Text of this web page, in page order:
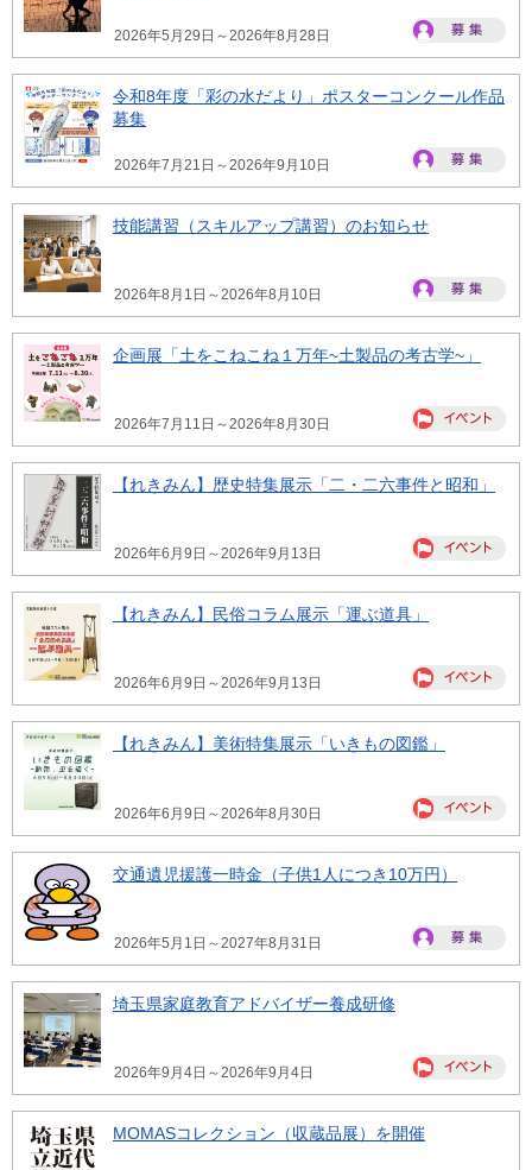
2026年5月29日～2026年8月28日
令和8年度「彩の水だより」ポスターコンクール作品
募集
2026年7月21日～2026年9月10日
技能講習（スキルアップ講習）のお知らせ
2026年8月1日～2026年8月10日
企画展「土をこねこね１万年~土製品の考古学~」
2026年7月11日～2026年8月30日
【れきみん】歴史特集展示「二・二六事件と昭和」
2026年6月9日～2026年9月13日
【れきみん】民俗コラム展示「運ぶ道具」
2026年6月9日～2026年9月13日
【れきみん】美術特集展示「いきもの図鑑」
2026年6月9日～2026年8月30日
交通遺児援護一時金（子供1人につき10万円）
2026年5月1日～2027年8月31日
埼玉県家庭教育アドバイザー養成研修
2026年9月4日～2026年9月4日
MOMASコレクション（収蔵品展）を開催